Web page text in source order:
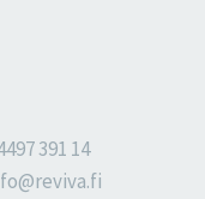
391 14